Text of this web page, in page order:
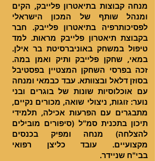
מנחה קבוצות בתיאטרון פלייבק, הקים
ומנהל שותף של המכון הישראלי
לפסיכותרפיה בתיאטרון פלייבק. חבר
בקבוצת תיאטרון פלייבק מראות. למד
טיפול במשחק באוניברסיטת בר אילן.
במאי, שחקן פלייבק ותיק ואמן במה.
זכה בפרסי השחקן המצטיין בפסטיבל
בסוזן דלאל ובצוותא. עבד כבמאי ומנחה
עם אוכלוסיות שונות של בוגרים ובני
נוער: זוגות, ניצולי שואה, מכורים נקיים,
מתבגרים עם הפרעות אכילה, תלמידי
תיכון בתכנית סמ"ל (סיפורים מובילים
להצלחה) מנחה ומפיק בכנסים
מקצועיים. עובד כליצן רפואי
בבי"ח שניידר.